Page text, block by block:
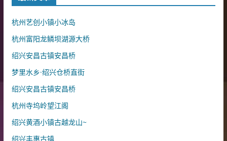
杭州艺创小镇小冰岛
杭州富阳龙鳞坝湖源大桥
绍兴安昌古镇安昌桥
梦里水乡·绍兴仓桥直街
绍兴安昌古镇安昌桥
杭州寺坞岭望江阁
绍兴黄酒小镇古越龙山~
绍兴丰惠古镇